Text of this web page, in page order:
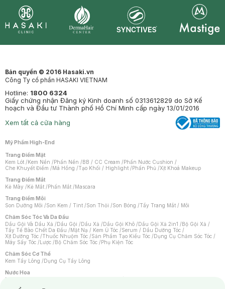
Bản quyền © 2016 Hasaki.vn
Công Ty cổ phần HASAKI VIETNAM
Hotline: 1800 6324
Giấy chứng nhận Đăng ký Kinh doanh số 0313612829 do Sở Kế
hoạch và Đầu tư Thành phố Hồ Chí Minh cấp ngày 13/01/2016
Xem tất cả cửa hàng
Mỹ Phẩm High-End
Trang Điểm Mặt
Kem Lót /Kem Nền /Phấn Nền /BB / CC Cream /Phấn Nước Cushion /
Che Khuyết Điểm /Má Hồng /Tạo Khối / Highlight /Phấn Phủ /Xịt Khoá Makeup
Trang Điểm Mắt
Kẻ Mày /Kẻ Mắt /Phấn Mắt /Mascara
Trang Điểm Môi
Son Dưỡng Môi /Son Kem / Tint /Son Thỏi /Son Bóng /Tẩy Trang Mắt / Môi
Chăm Sóc Tóc Và Da Đầu
Dầu Gội Và Dầu Xả /Dầu Gội /Dầu Xả /Dầu Gội Khô /Dầu Gội Xả 2in1 /Bộ Gội Xả /
Tẩy Tế Bào Chết Da Đầu /Mặt Nạ / Kem Ủ Tóc /Serum / Dầu Dưỡng Tóc /
Xịt Dưỡng Tóc /Thuốc Nhuộm Tóc /Sản Phẩm Tạo Kiểu Tóc /Dụng Cụ Chăm Sóc Tóc /
Máy Sấy Tóc /Lược /Bộ Chăm Sóc Tóc /Phụ Kiện Tóc
Chăm Sóc Cơ Thể
Kem Tẩy Lông /Dụng Cụ Tẩy Lông
Nước Hoa
Nước Hoa Nữ